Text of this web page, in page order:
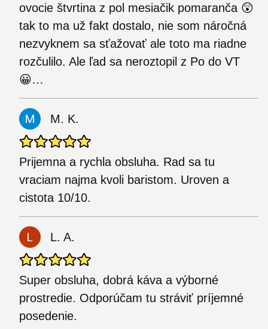
ovocie štvrtina z pol mesiačik pomaranča 😲
tak to ma už fakt dostalo, nie som náročná
nezvyknem sa sťažovať ale toto ma riadne
rozčulilo. Ale ľad sa neroztopil z Po do VT
😀…
M. K.
Prijemna a rychla obsluha. Rad sa tu
vraciam najma kvoli baristom. Uroven a
cistota 10/10.
L. A.
Super obsluha, dobrá káva a výborné
prostredie. Odporúčam tu stráviť príjemné
posedenie.